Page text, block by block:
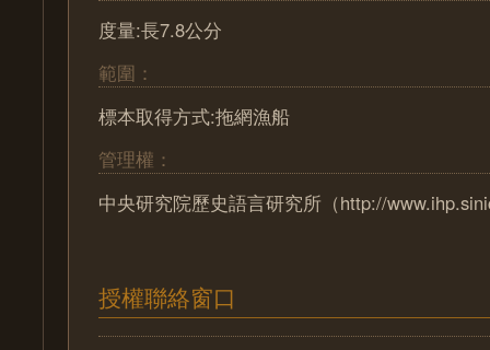
度量:長7.8公分
範圍：
標本取得方式:拖網漁船
管理權：
中央研究院歷史語言研究所（http://
授權聯絡窗口